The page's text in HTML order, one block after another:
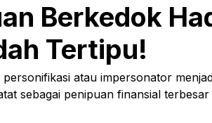
Berkedok
Tertipu!
atau impersonator
sebagai penipuan finansial